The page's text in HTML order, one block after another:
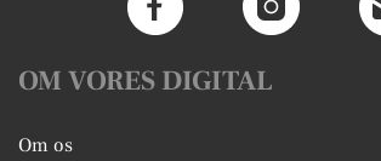
OM VORES DIGITAL
Om os